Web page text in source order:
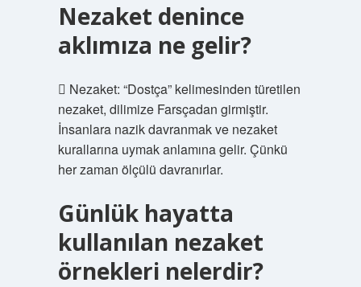
Nezaket denince
aklımıza ne gelir?
 Nezaket: “Dostça” kelimesinden türetilen
nezaket, dilimize Farsçadan girmiştir.
İnsanlara nazik davranmak ve nezaket
kurallarına uymak anlamına gelir. Çünkü
her zaman ölçülü davranırlar.
Günlük hayatta
kullanılan nezaket
örnekleri nelerdir?